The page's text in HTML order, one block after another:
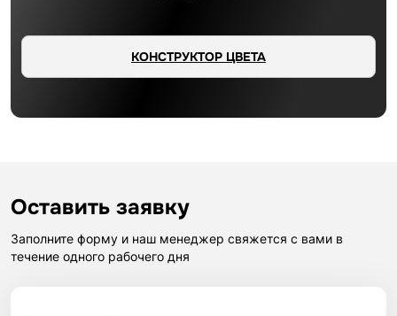
КОНСТРУКТОР ЦВЕТА
Оставить заявку
Заполните форму и наш менеджер свяжется с вами в
течение одного рабочего дня